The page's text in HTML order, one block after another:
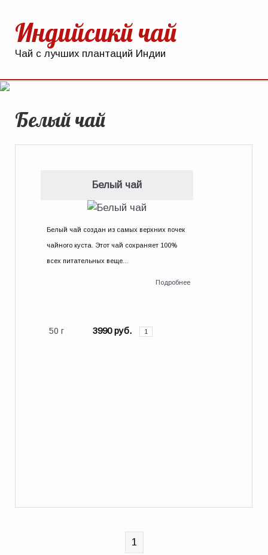
Индийсикй чай
Чай с лучших плантаций Индии
Белый чай
Белый чай
Белый чай создан из самых верхних почек
чайного куста. Этот чай сохраняет 100%
всех питательных веще...
Подробнее
50 г 3990 руб.
1